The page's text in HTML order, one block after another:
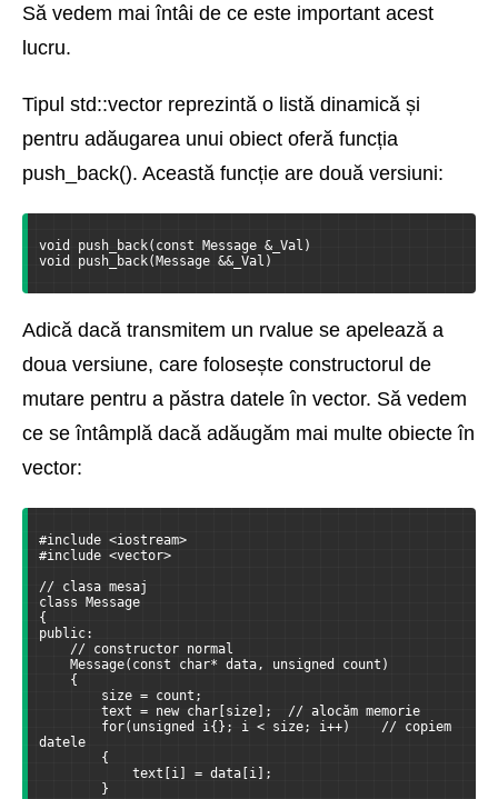
Să vedem mai întâi de ce este important acest
lucru.
Tipul std::vector reprezintă o listă dinamică și
pentru adăugarea unui obiect oferă funcția
push_back(). Această funcție are două versiuni:
void push_back(const Message &_Val)
void push_back(Message &&_Val)
Adică dacă transmitem un rvalue se apelează a
doua versiune, care folosește constructorul de
mutare pentru a păstra datele în vector. Să vedem
ce se întâmplă dacă adăugăm mai multe obiecte în
vector:
#include <iostream>
#include <vector>
// clasa mesaj
class Message
{
public:
// constructor normal
Message(const char* data, unsigned count)
{
size = count;
text = new char[size];  // alocăm memorie
for(unsigned i{}; i < size; i++)    // copiem
datele
{
text[i] = data[i];
}